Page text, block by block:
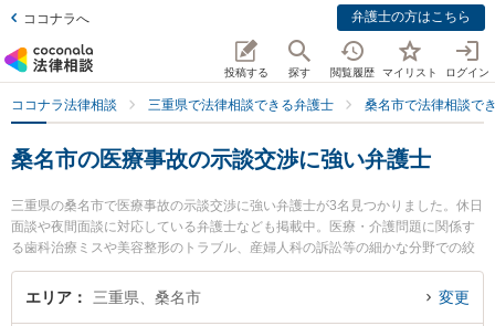
ココナラへ 弁護士の方はこちら
投稿する 探す 閲覧履歴 マイリスト ログイン
ココナラ法律相談 三重県で法律相談できる弁護士 桑名市で法律相談で
桑名市の医療事故の示談交渉に強い弁護士
三重県の桑名市で医療事故の示談交渉に強い弁護士が3名見つかりました。休日
面談や夜間面談に対応している弁護士なども掲載中。医療・介護問題に関係す
る歯科治療ミスや美容整形のトラブル、産婦人科の訴訟等の細かな分野での絞
り込み検索もでき便利です。特に弁護士法人関・岸田・中村法律事務所 桑名オ
フィスの岸田 哲弁護士や嶋田幸司法律事務所の嶋田 幸司弁護士、梅村・長谷川
エリア 三重県、桑名市 変更